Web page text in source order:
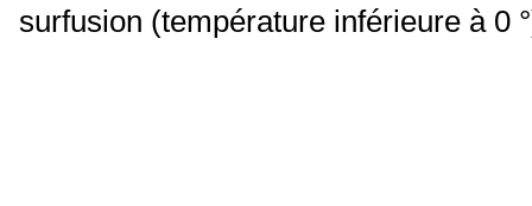
surfusion (température inférieure à 0